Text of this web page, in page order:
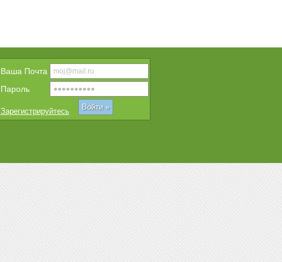
Вашa Почта
Пароль
Зарегистрируйтесь